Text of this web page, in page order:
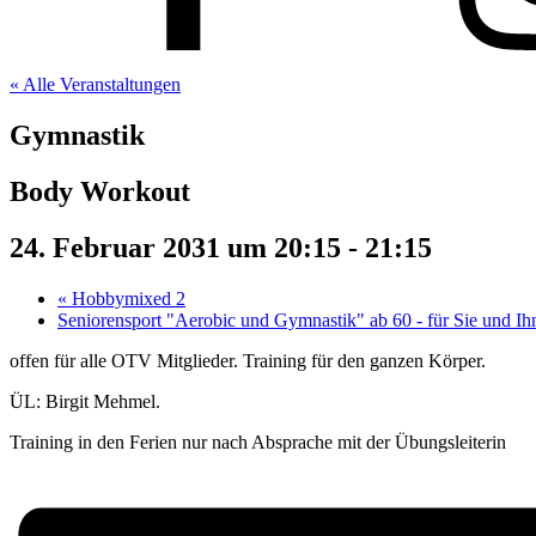
« Alle Veranstaltungen
Gymnastik
Body Workout
24. Februar 2031 um 20:15 - 21:15
« Hobbymixed 2
Seniorensport "Aerobic und Gymnastik" ab 60 - für Sie und
offen für alle OTV Mitglieder. Training für den ganzen Körper.
ÜL: Birgit Mehmel.
Training in den Ferien nur nach Absprache mit der Übungsleiterin